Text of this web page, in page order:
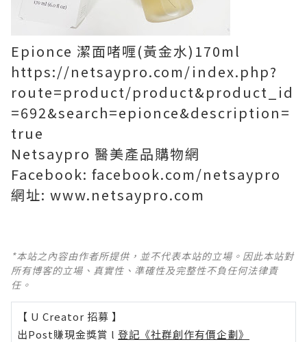
Epionce 潔面啫喱(黃金水) 170ml
https://netsaypro.com/index.php?
route=product/product&product_id
=692&search=epionce&description=
true
Netsaypro 醫美產品購物網
Facebook: facebook.com/netsaypro
網址: www.netsaypro.com
*本站之內容由作者所提供，並不代表本站的立場。因此本站對
所有博客的立場、真實性、準確性及完整性不負任何法律責
任。
【 U Creator 招募 】
出Post賺現金獎賞 l 登記《社群創作有價企劃》